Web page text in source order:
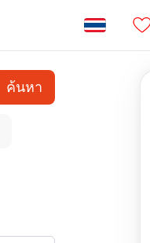
ค้นหา